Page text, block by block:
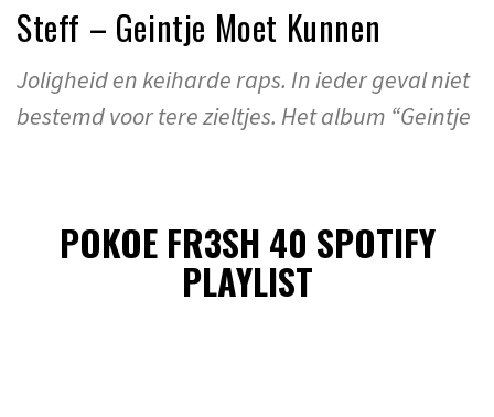
Steff – Geintje Moet Kunnen
Joligheid en keiharde raps. In ieder geval niet
bestemd voor tere zieltjes. Het album “Geintje
POKOE FR3SH 40 SPOTIFY
PLAYLIST